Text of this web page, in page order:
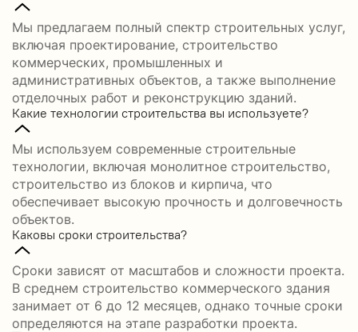
Мы предлагаем полный спектр строительных услуг,
включая проектирование, строительство
коммерческих, промышленных и
административных объектов, а также выполнение
отделочных работ и реконструкцию зданий.
Какие технологии строительства вы используете?
Мы используем современные строительные
технологии, включая монолитное строительство,
строительство из блоков и кирпича, что
обеспечивает высокую прочность и долговечность
объектов.
Каковы сроки строительства?
Сроки зависят от масштабов и сложности проекта.
В среднем строительство коммерческого здания
занимает от 6 до 12 месяцев, однако точные сроки
определяются на этапе разработки проекта.